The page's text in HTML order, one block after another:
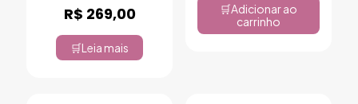
R$ 269,00
Leia mais
Adicionar ao
carrinho